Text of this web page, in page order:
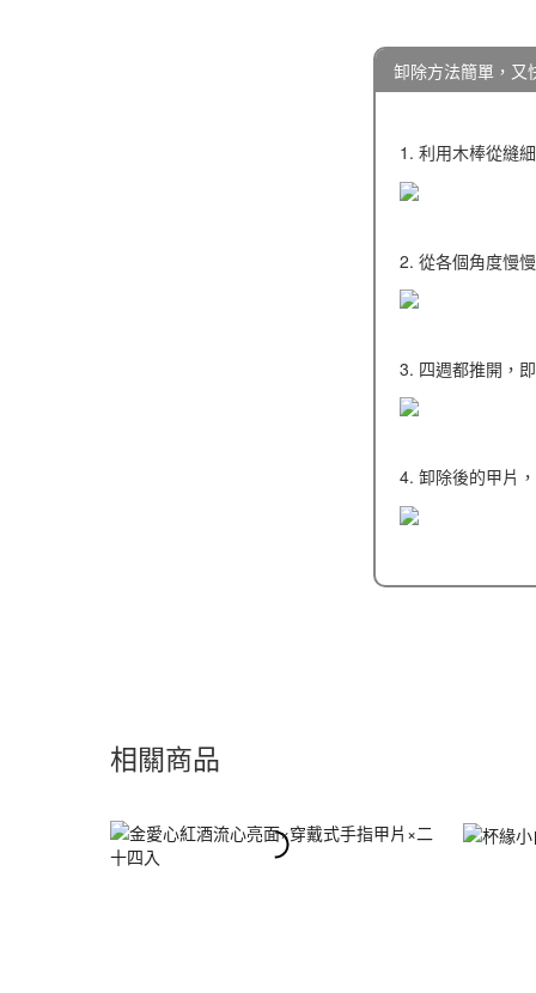
卸除方法簡單，又
1. 利用木棒從縫
2. 從各個角度慢
3. 四週都推開，
4. 卸除後的甲片
相關商品